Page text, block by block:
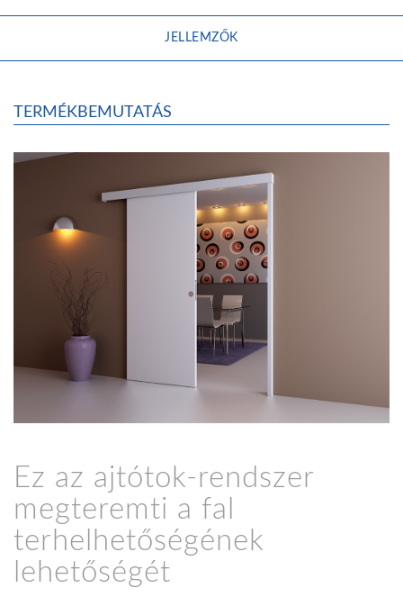
JELLEMZŐK
TERMÉKBEMUTATÁS
Ez az ajtótok-rendszer
megteremti a fal
terhelhetőségének
lehetőségét